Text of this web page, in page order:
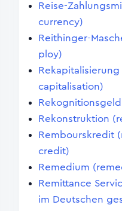
Reise-
currency)
Reithinger-
ploy)
Rekapitalisierung
capitalisation)
Rekonstruktion
Rembourskredit
credit)
Remedium
Remittance
im Deutschen